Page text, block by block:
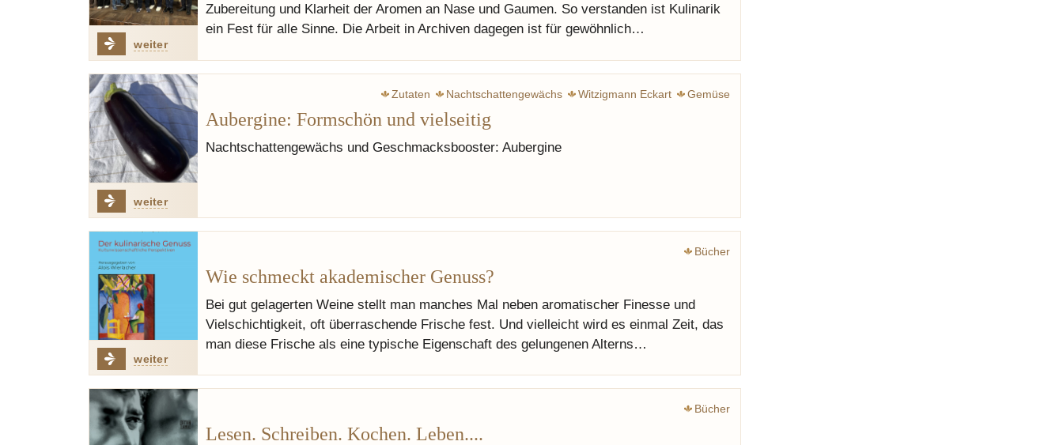
weiter
Zubereitung und Klarheit der Aromen an Nase und Gaumen. So verstanden ist Kulinarik
ein Fest für alle Sinne. Die Arbeit in Archiven dagegen ist für gewöhnlich…
weiter
Zutaten Nachtschattengewächs Witzigmann Eckart Gemüse
Aubergine: Formschön und vielseitig
Nachtschattengewächs und Geschmacksbooster: Aubergine
weiter
Bücher
Wie schmeckt akademischer Genuss?
Bei gut gelagerten Weine stellt man manches Mal neben aromatischer Finesse und
Vielschichtigkeit, oft überraschende Frische fest. Und vielleicht wird es einmal Zeit, das
man diese Frische als eine typische Eigenschaft des gelungenen Alterns…
Bücher
Lesen. Schreiben. Kochen. Leben....